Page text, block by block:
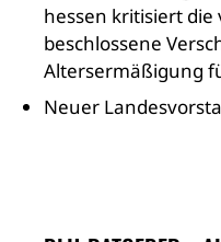
hessen kritisiert die
beschlossene
Altersermäßigung
Neuer